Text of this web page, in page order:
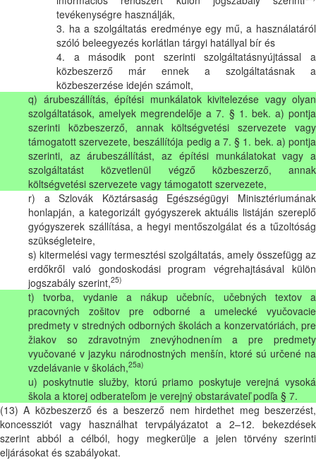
tevékenységre használják,
3. ha a szolgáltatás eredménye egy mű, a használatáról
szóló beleegyezés korlátlan tárgyi hatállyal bír és
4. a második pont szerinti szolgáltatásnyújtással a
közbeszerző már ennek a szolgáltatásnak a
közbeszerzése idején számolt,
q) árubeszállítás, építési munkálatok kivitelezése vagy olyan
szolgáltatások, amelyek megrendelője a 7. § 1. bek. a) pontja
szerinti közbeszerző, annak költségvetési szervezete vagy
támogatott szervezete, beszállítója pedig a 7. § 1. bek. a) pontja
szerinti, az árubeszállítást, az építési munkálatokat vagy a
szolgáltatást közvetlenül végző közbeszerző, annak
költségvetési szervezete vagy támogatott szervezete,
r) a Szlovák Köztársaság Egészségügyi Minisztériumának
honlapján, a kategorizált gyógyszerek aktuális listáján szereplő
gyógyszerek szállítása, a hegyi mentőszolgálat és a tűzoltóság
szükségleteire,
s) kitermelési vagy termesztési szolgáltatás, amely összefügg az
erdőkről való gondoskodási program végrehajtásával külön
jogszabály szerint,25)
t) tvorba, vydanie a nákup učebníc, učebných textov a
pracovných zošitov pre odborné a umelecké vyučovacie
predmety v stredných odborných školách a konzervatóriách, pre
žiakov so zdravotným znevýhodnením a pre predmety
vyučované v jazyku národnostných menšín, ktoré sú určené na
vzdelávanie v školách,25a)
u) poskytnutie služby, ktorú priamo poskytuje verejná vysoká
škola a ktorej odberateľom je verejný obstarávateľ podľa § 7.
(13) A közbeszerző és a beszerző nem hirdethet meg beszerzést,
koncessziót vagy használhat tervpályázatot a 2–12. bekezdések
szerint abból a célból, hogy megkerülje a jelen törvény szerinti
eljárásokat és szabályokat.